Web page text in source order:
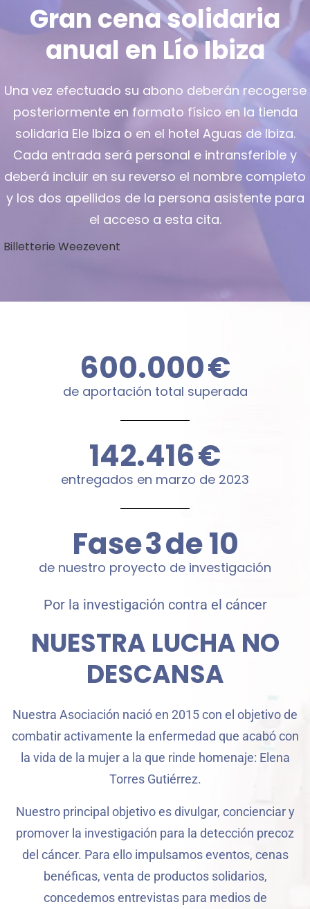
Gran cena solidaria
anual en Lío Ibiza
Una vez efectuado su abono deberán recogerse
posteriormente en formato físico en la tienda
solidaria Ele Ibiza o en el hotel Aguas de Ibiza.
Cada entrada será personal e intransferible y
deberá incluir en su reverso el nombre completo
y los dos apellidos de la persona asistente para
el acceso a esta cita.
Billetterie Weezevent
600.000€
de aportación total superada
144.000€
entregados en marzo de 2023
Fase4de 10
de nuestro proyecto de investigación
Por la investigación contra el cáncer
NUESTRA LUCHA NO
DESCANSA
Nuestra Asociación nació en 2015 con el objetivo de
combatir activamente la enfermedad que acabó con
la vida de la mujer a la que rinde homenaje: Elena
Torres Gutiérrez.
Nuestro principal objetivo es divulgar, concienciar y
promover la investigación para la detección precoz
del cáncer. Para ello impulsamos eventos, cenas
benéficas, venta de productos solidarios,
concedemos entrevistas para medios de